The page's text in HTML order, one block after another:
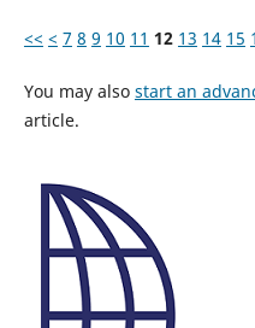
<< < 7 8 9 10 11 12 13 14 15
You may also start an
article.